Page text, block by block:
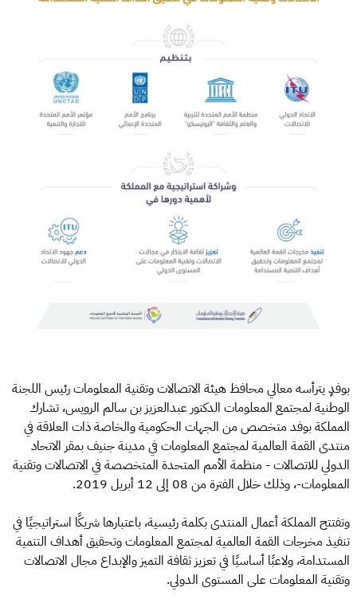
بوفدٍ يترأسه معالي محافظ هيئة الاتصالات وتقنية المعلومات رئيس اللجنة
الوطنية لمجتمع المعلومات الدكتور عبدالعزيز بن سالم الرويس، تشارك
المملكة بوفد متخصص من الجهات الحكومية والخاصة ذات العلاقة في
منتدى القمة العالمية لمجتمع المعلومات في مدينة جنيف بمقر الاتحاد
الدولي للاتصالات - منظمة الأمم المتحدة المتخصصة في الاتصالات وتقنية
المعلومات-، وذلك خلال الفترة من 08 إلى 12 أبريل 2019.
وتفتتح المملكة أعمال المنتدى بكلمة رئيسية، باعتبارها شريكًا استراتيجيًا في
تنفيذ مخرجات القمة العالمية لمجتمع المعلومات وتحقيق أهداف التنمية
المستدامة، ولاعبًا أساسيًا في تعزيز ثقافة التميز والإبداع مجال الاتصالات
وتقنية المعلومات على المستوى الدولي.